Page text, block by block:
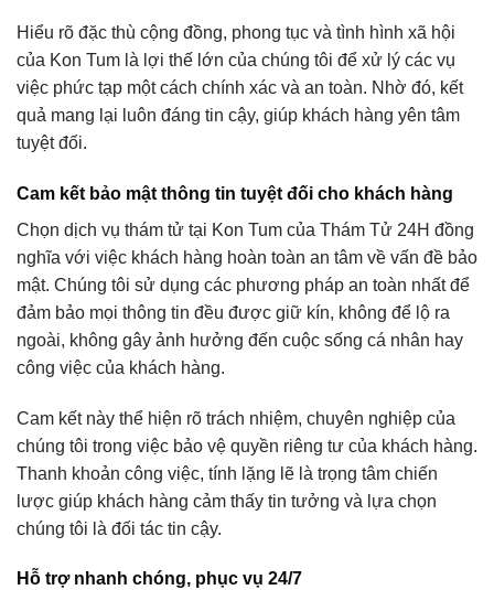
Hiểu rõ đặc thù cộng đồng, phong tục và tình hình xã hội
của Kon Tum là lợi thế lớn của chúng tôi để xử lý các vụ
việc phức tạp một cách chính xác và an toàn. Nhờ đó, kết
quả mang lại luôn đáng tin cậy, giúp khách hàng yên tâm
tuyệt đối.
Cam kết bảo mật thông tin tuyệt đối cho khách hàng
Chọn dịch vụ thám tử tại Kon Tum của Thám Tử 24H đồng
nghĩa với việc khách hàng hoàn toàn an tâm về vấn đề bảo
mật. Chúng tôi sử dụng các phương pháp an toàn nhất để
đảm bảo mọi thông tin đều được giữ kín, không để lộ ra
ngoài, không gây ảnh hưởng đến cuộc sống cá nhân hay
công việc của khách hàng.
Cam kết này thể hiện rõ trách nhiệm, chuyên nghiệp của
chúng tôi trong việc bảo vệ quyền riêng tư của khách hàng.
Thanh khoản công việc, tính lặng lẽ là trọng tâm chiến
lược giúp khách hàng cảm thấy tin tưởng và lựa chọn
chúng tôi là đối tác tin cậy.
Hỗ trợ nhanh chóng, phục vụ 24/7